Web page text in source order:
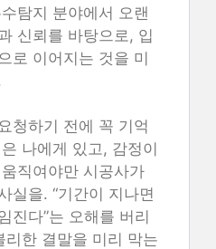
탐지 분야에서 오랜
신뢰를 바탕으로, 입
로 이어지는 것을 미
청하기 전에 꼭 기억
나에게 있고, 감정이
직여야만 시공사가
실을. “기간이 지나면
진다”는 오해를 버리
한 결말을 미리 막는